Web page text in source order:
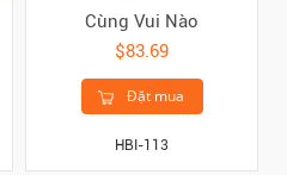
Cùng Vui Nào
$83.69
Đặt mua
HBI-113